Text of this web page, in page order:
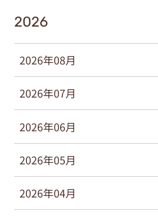
2026
2026年08月
2026年07月
2026年06月
2026年05月
2026年04月